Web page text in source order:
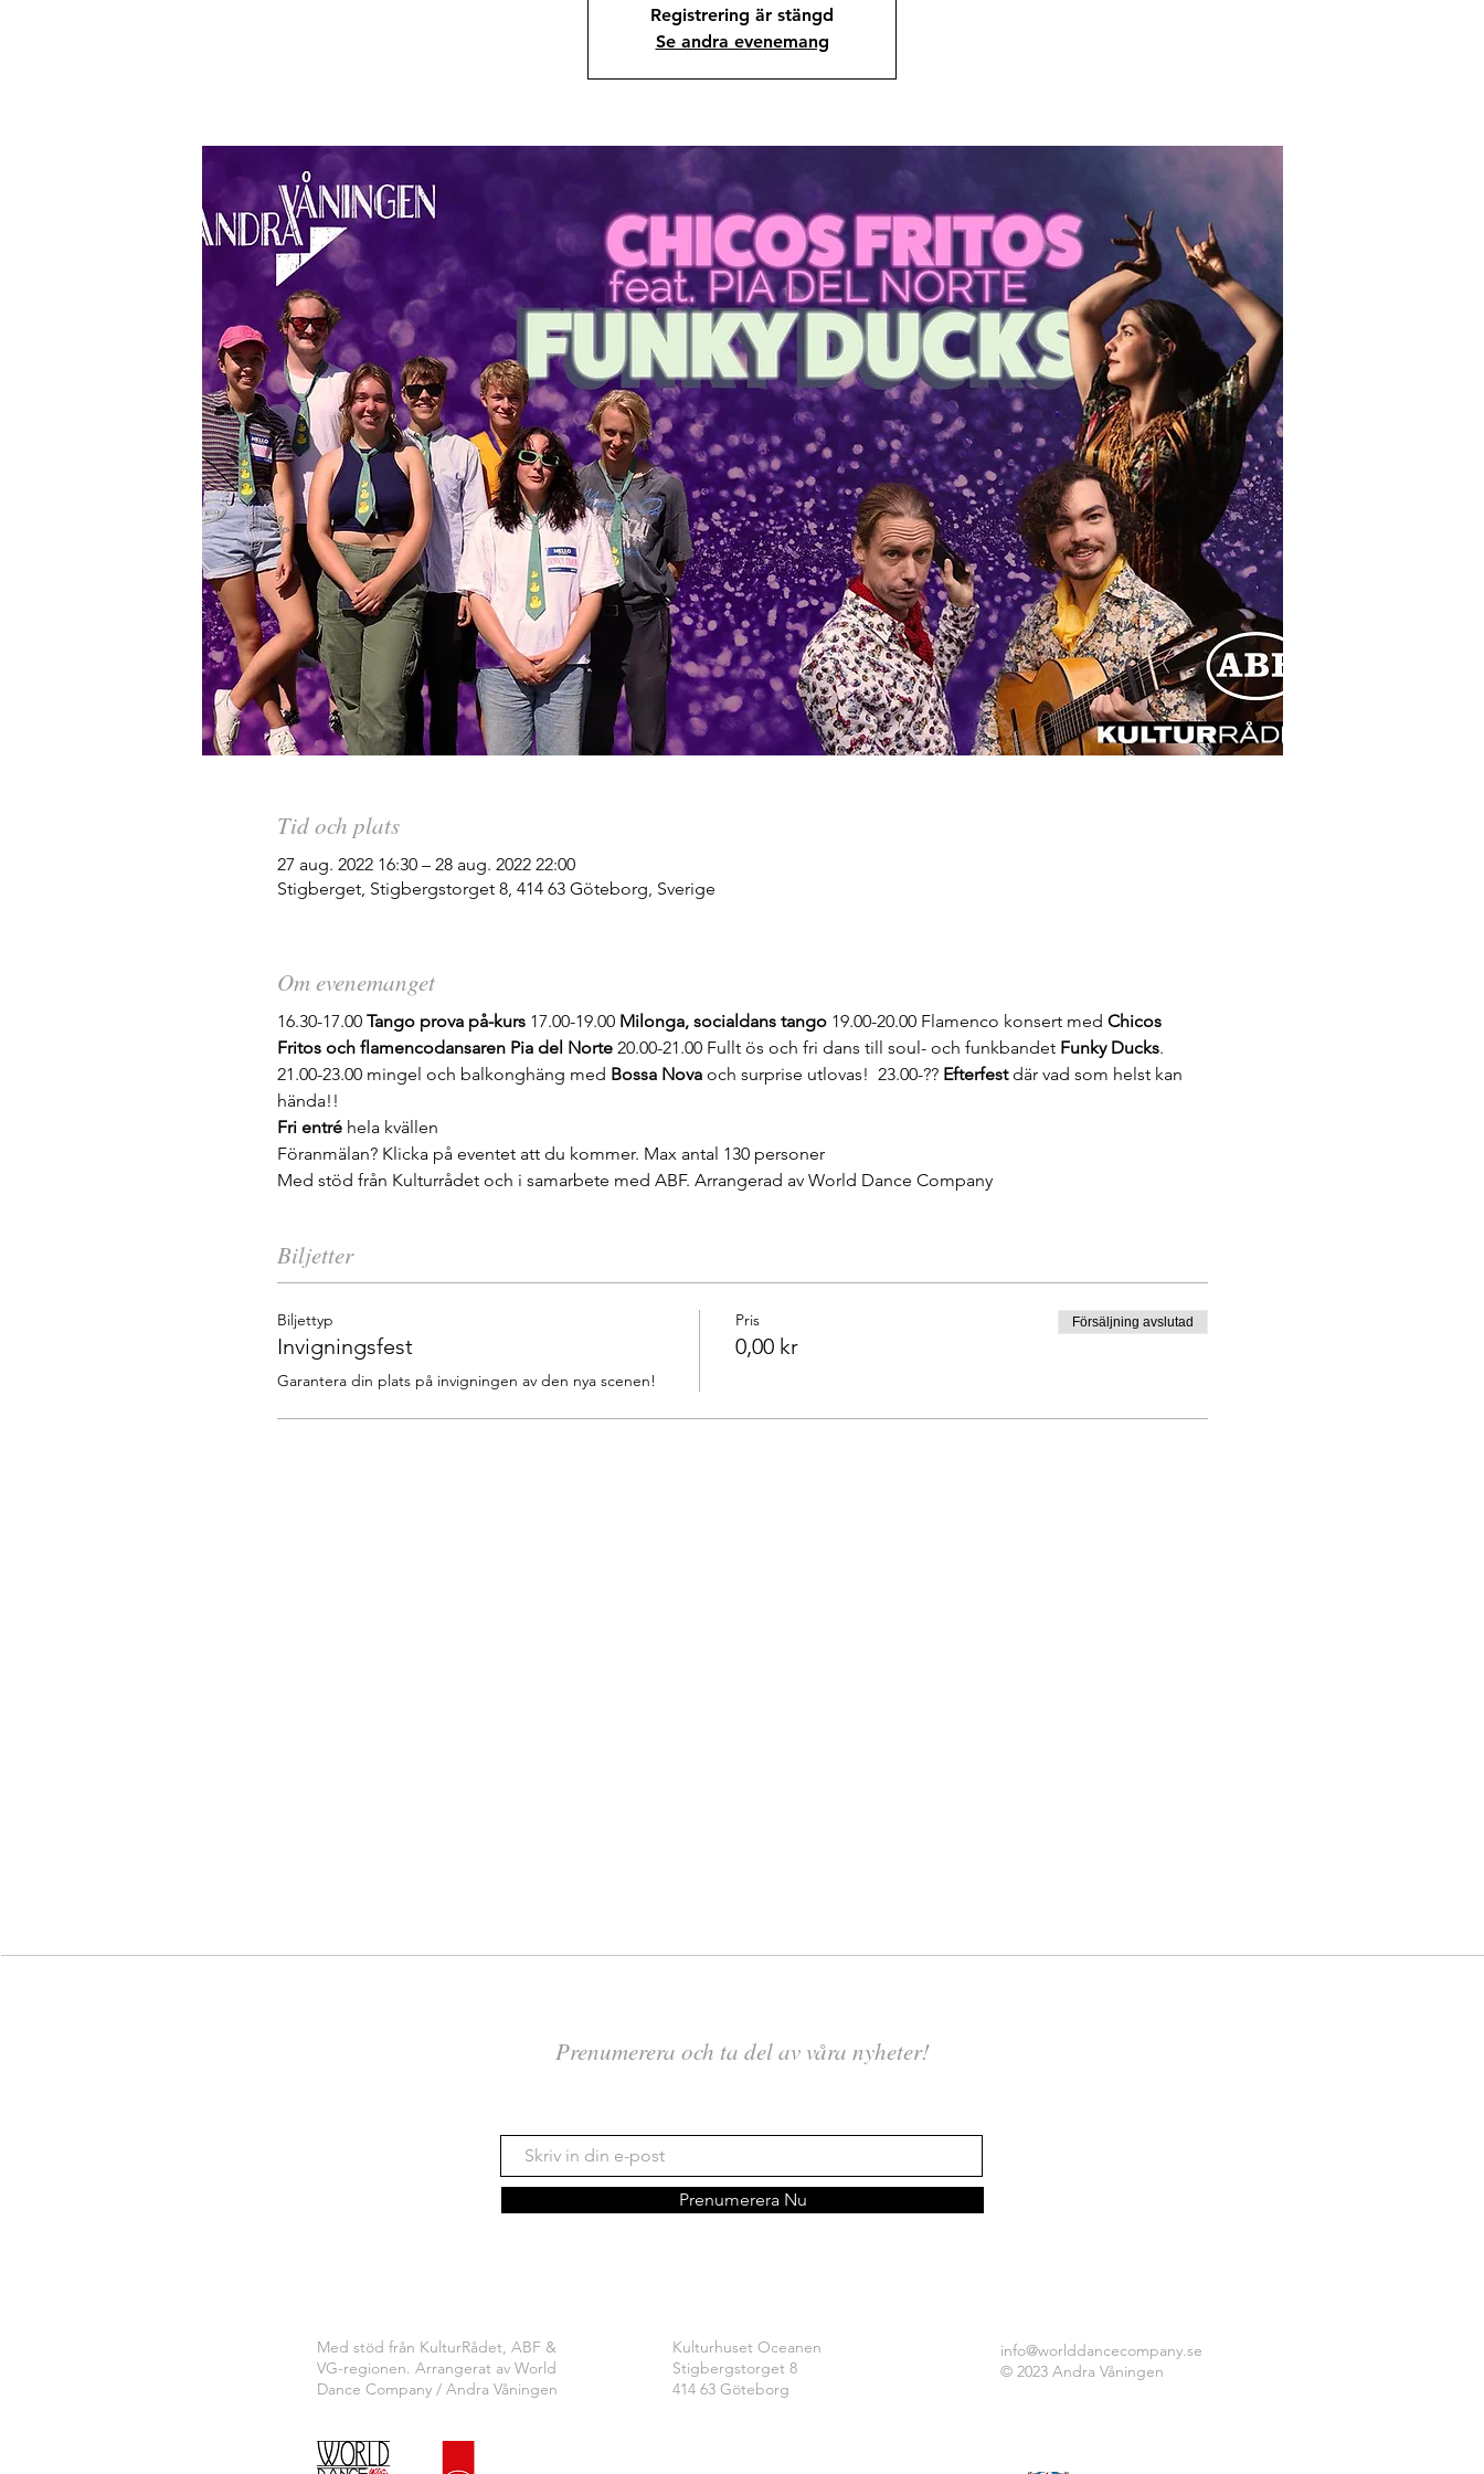
Registrering är stängd
Se andra evenemang
Tid och plats
27 aug. 2022 16:30 – 28 aug. 2022 22:00
Stigberget, Stigbergstorget 8, 414 63 Göteborg, Sverige
Om evenemanget
16.30-17.00 Tango prova på-kurs 17.00-19.00 Milonga, socialdans tango 19.00-20.00 Flamenco konsert med Chicos
Fritos och flamencodansaren Pia del Norte 20.00-21.00 Fullt ös och fri dans till soul- och funkbandet Funky Ducks.
21.00-23.00 mingel och balkonghäng med Bossa Nova och surprise utlovas!  23.00-?? Efterfest där vad som helst kan
hända!!
Fri entré hela kvällen
Föranmälan? Klicka på eventet att du kommer. Max antal 130 personer
Med stöd från Kulturrådet och i samarbete med ABF. Arrangerad av World Dance Company
Biljetter
Biljettyp
Invigningsfest
Garantera din plats på invigningen av den nya scenen!
Pris
0,00 kr
Försäljning avslutad
Prenumerera och ta del av våra nyheter!
Prenumerera Nu
Med stöd från KulturRådet, ABF &
VG-regionen. Arrangerat av World
Dance Company / Andra Våningen
Kulturhuset Oceanen
Stigbergstorget 8
414 63 Göteborg
info@worlddancecompany.se
© 2023 Andra Våningen